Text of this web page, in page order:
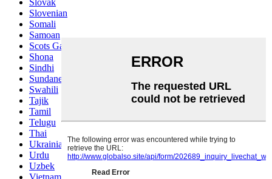
Slovak
Slovenian
Somali
Samoan
Scots Gaelic
Shona
Sindhi
Sundanese
Swahili
Tajik
Tamil
Telugu
Thai
Ukrainian
Urdu
Uzbek
Vietnamese